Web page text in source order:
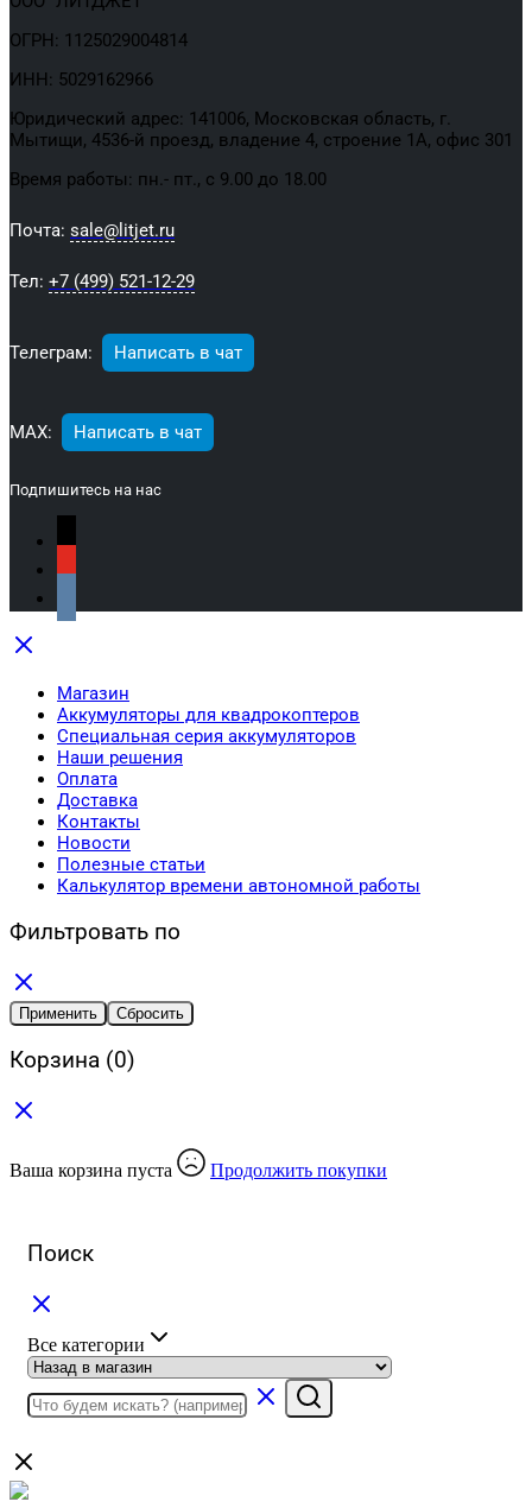
ОГРН: 1125029004814
ИНН: 5029162966
Юридический адрес: 141006, Московская область, г.
Мытищи, 4536-й проезд, владение 4, строение 1А, офис 301
Время работы: пн.- пт., с 9.00 до 18.00
Почта: sale@litjet.ru
Тел: +7 (499) 521-12-29
Телеграм: Написать в чат
МАХ: Написать в чат
Подпишитесь на нас
Магазин
Аккумуляторы для квадрокоптеров
Специальная серия аккумуляторов
Наши решения
Оплата
Доставка
Контакты
Новости
Полезные статьи
Калькулятор времени автономной работы
Фильтровать по
Применить Сбросить
Корзина (0)
Ваша корзина пуста Продолжить покупки
Поиск
Все категории